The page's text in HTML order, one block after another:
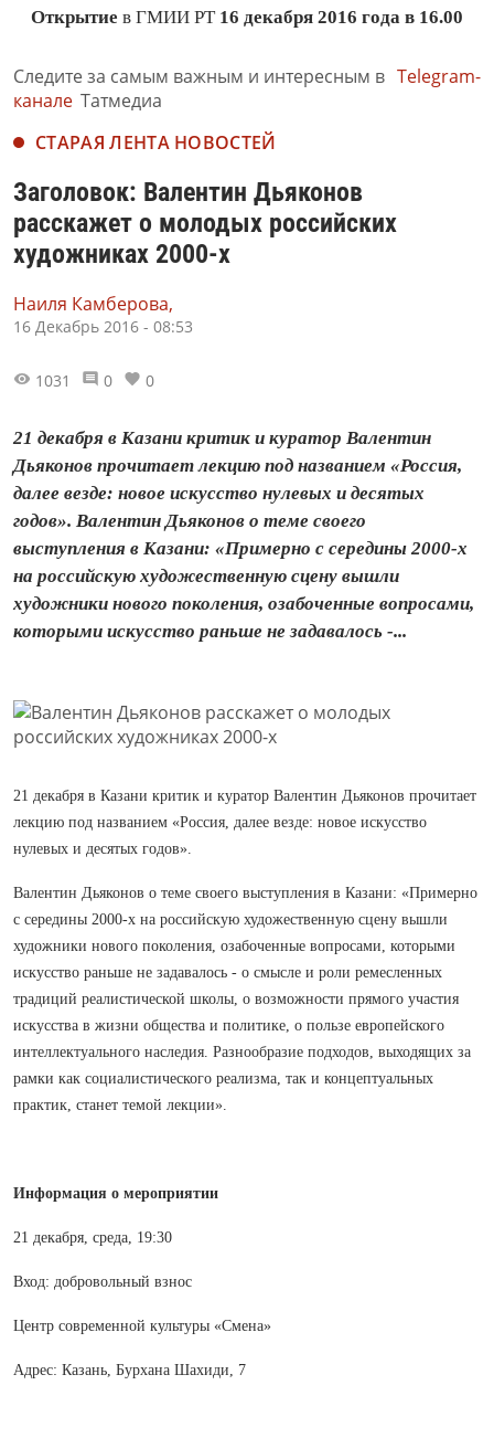
Открытие в ГМИИ РТ 16 декабря 2016 года в 16.00
Следите за самым важным и интересным в Telegram-
канале Татмедиа
СТАРАЯ ЛЕНТА НОВОСТЕЙ
Заголовок: Валентин Дьяконов
расскажет о молодых российских
художниках 2000-х
Наиля Камберова,
16 Декабрь 2016 - 08:53
1031 0 0
21 декабря в Казани критик и куратор Валентин
Дьяконов прочитает лекцию под названием «Россия,
далее везде: новое искусство нулевых и десятых
годов». Валентин Дьяконов о теме своего
выступления в Казани: «Примерно с середины 2000-х
на российскую художественную сцену вышли
художники нового поколения, озабоченные вопросами,
которыми искусство раньше не задавалось -...
21 декабря в Казани критик и куратор Валентин Дьяконов прочитает
лекцию под названием «Россия, далее везде: новое искусство
нулевых и десятых годов».
Валентин Дьяконов о теме своего выступления в Казани: «Примерно
с середины 2000-х на российскую художественную сцену вышли
художники нового поколения, озабоченные вопросами, которыми
искусство раньше не задавалось - о смысле и роли ремесленных
традиций реалистической школы, о возможности прямого участия
искусства в жизни общества и политике, о пользе европейского
интеллектуального наследия. Разнообразие подходов, выходящих за
рамки как социалистического реализма, так и концептуальных
практик, станет темой лекции».
Информация о мероприятии
21 декабря, среда, 19:30
Вход: добровольный взнос
Центр современной культуры «Смена»
Адрес: Казань, Бурхана Шахиди, 7